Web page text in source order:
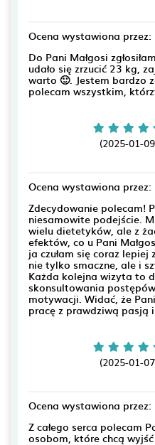
Ocena wystawiona
Do Pani Małgosi
udało się zrzucić 23 kg,
warto 🙂. Jestem bardzo
polecam wszystkim,
(2025-01-
Ocena wystawiona
Zdecydowanie polecam!
niesamowite podejście.
wielu dietetyków, ale z
efektów, co u Pani
ja czułam się coraz lepiej
nie tylko smaczne, ale i
Każda kolejna wizyta to
skonsultowania
motywacji. Widać, że
pracę z prawdziwą pasją
(2025-01-
Ocena wystawiona
Z całego serca polecam
osobom, które chcą